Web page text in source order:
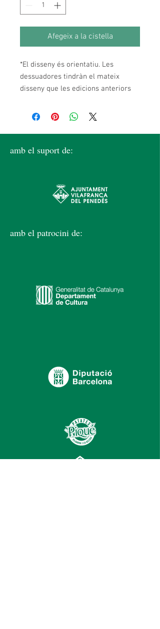
Afegeix a la cistella
*El disseny és orientatiu. Les
dessuadores tindràn el mateix
disseny que les edicions anteriors
amb el suport de:
amb el patrocini de: